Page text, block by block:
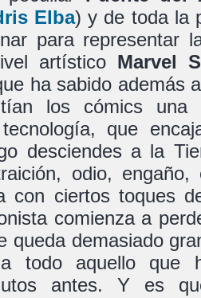
Elba) y de toda la
para representar
artístico Marvel
ha sabido además
los cómics una
que
desciendes a la
odio,
con ciertos toques
comienza a
queda demasiado
todo aquello que
antes. Y es